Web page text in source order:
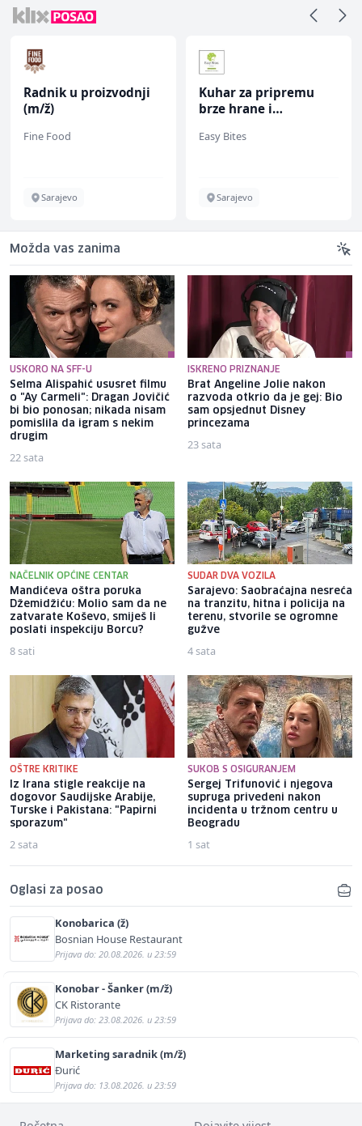
Radnik u proizvodnji
(m/ž)
Fine Food
Sarajevo
Kuhar za pripremu
brze hrane i
ž)
Easy Bites
Sarajevo
Možda vas zanima
USKORO NA SFF-U
Selma Alispahić ususret filmu
o "Ay Carmeli": Dragan Jovičić
bi bio ponosan; nikada nisam
pomislila da igram s nekim
drugim
22 sata
ISKRENO PRIZNANJE
Brat Angeline Jolie nakon
razvoda otkrio da je gej: Bio
sam opsjednut Disney
princezama
23 sata
NAČELNIK OPĆINE CENTAR
Mandićeva oštra poruka
Džemidžiću: Molio sam da ne
zatvarate Koševo, smiješ li
poslati inspekciju Borcu?
8 sati
SUDAR DVA VOZILA
Sarajevo: Saobraćajna nesreća
na tranzitu, hitna i policija na
terenu, stvorile se ogromne
gužve
4 sata
OŠTRE KRITIKE
Iz Irana stigle reakcije na
dogovor Saudijske Arabije,
Turske i Pakistana: "Papirni
sporazum"
2 sata
SUKOB S OSIGURANJEM
Sergej Trifunović i njegova
supruga privedeni nakon
incidenta u tržnom centru u
Beogradu
1 sat
Oglasi za posao
Konobarica (ž)
Bosnian House Restaurant
Prijava do: 20.08.2026. u 23:59
Konobar - Šanker (m/ž)
CK Ristorante
Prijava do: 23.08.2026. u 23:59
Marketing saradnik (m/ž)
Đurić
Prijava do: 13.08.2026. u 23:59